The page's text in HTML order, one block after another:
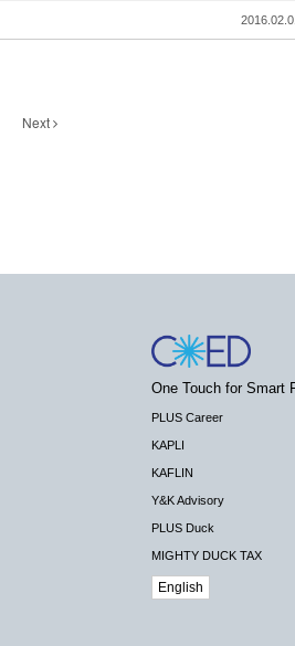
Next
One Touch for Smart
PLUS Career
KAPLI
KAFLIN
Y&K Advisory
PLUS Duck
MIGHTY DUCK TAX
English